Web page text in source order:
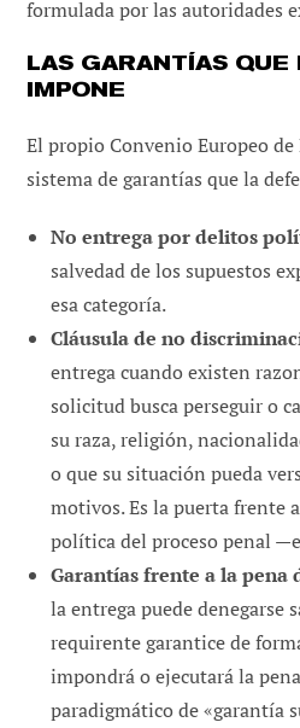
formulada por las autoridades
LAS GARANTÍAS
IMPONE
El propio Convenio Europeo
sistema de garantías que la
No entrega por delitos
salvedad de los supuestos
esa categoría.
Cláusula de no
entrega cuando existen
solicitud busca perseguir o
su raza, religión,
o que su situación pueda
motivos. Es la puerta frente
política del proceso penal
Garantías frente a la pena
la entrega puede denegarse
requirente garantice de
impondrá o ejecutará la
paradigmático de «garantía